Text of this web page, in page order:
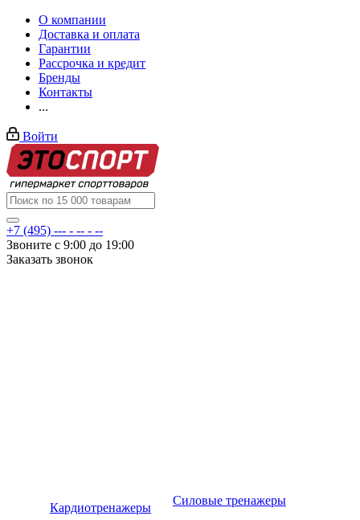
О компании
Доставка и оплата
Гарантии
Рассрочка и кредит
Бренды
Контакты
...
Войти
+7 (495) --- - -- - --
Звоните с 9:00 до 19:00
Заказать звонок
Кардиотренажеры
Силовые тренажеры